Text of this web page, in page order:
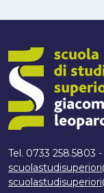
Tel. 0733 258.5803